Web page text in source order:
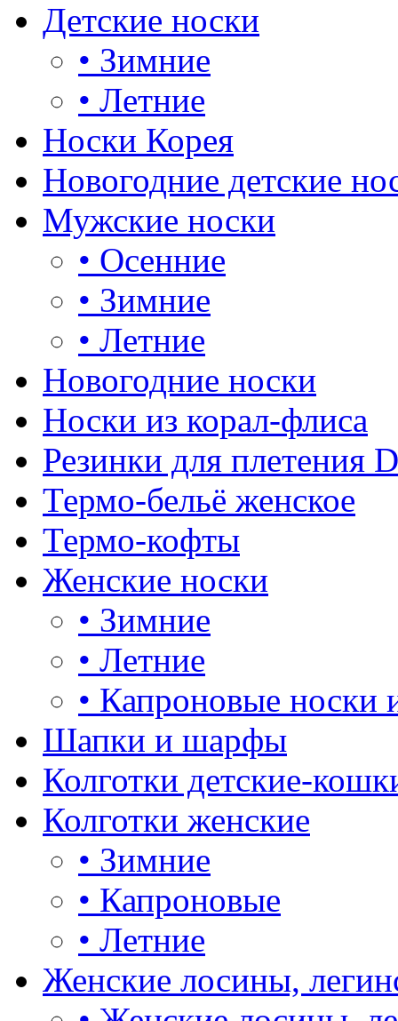
Детские носки
• Зимние
• Летние
Носки Корея
Новогодние детские
Мужские носки
• Осенние
• Зимние
• Летние
Новогодние носки
Носки из корал-флиса
Резинки для плетения
Термо-бельё женское
Термо-кофты
Женские носки
• Зимние
• Летние
• Капроновые носки
Шапки и шарфы
Колготки детские-
Колготки женские
• Зимние
• Капроновые
• Летние
Женские лосины,